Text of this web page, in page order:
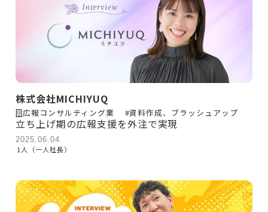
株式会社MICHIYUQ
広報コンサルティング業 #資料作成、ブラッシュアップ
立ち上げ期の広報支援を外注で実現
2025.06.04
1人（一人社長）